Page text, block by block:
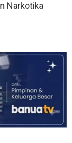
Narkotika